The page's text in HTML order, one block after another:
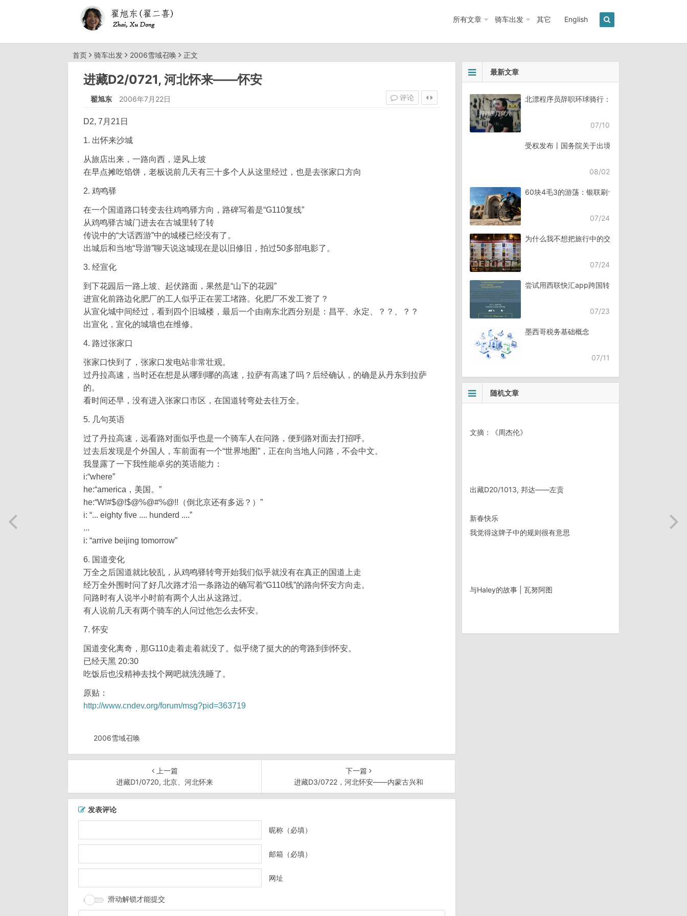
所有文章 骑车出发 其它 English
首页 骑车出发 2006雪域召唤 正文
进藏D2/0721, 河北怀来——怀安
翟旭东 2006年7月22日 评论
D2, 7月21日
1. 出怀来沙城
从旅店出来，一路向西，逆风上坡
在早点摊吃馅饼，老板说前几天有三十多个人从这里经过，也是去张家口方向
2. 鸡鸣驿
在一个国道路口转变去往鸡鸣驿方向，路碑写着是“G110复线”
从鸡鸣驿古城门进去在古城里转了转
传说中的“大话西游”中的城楼已经没有了。
出城后和当地“导游”聊天说这城现在是以旧修旧，拍过50多部电影了。
3. 经宣化
到下花园后一路上坡、起伏路面，果然是“山下的花园”
进宣化前路边化肥厂的工人似乎正在罢工堵路。化肥厂不发工资了？
从宣化城中间经过，看到四个旧城楼，最后一个由南东北西分别是：昌平、永定、？？、？？
出宣化，宣化的城墙也在维修。
4. 路过张家口
张家口快到了，张家口发电站非常壮观。
过丹拉高速，当时还在想是从哪到哪的高速，拉萨有高速了吗？后经确认，的确是从丹东到拉萨
的。
看时间还早，没有进入张家口市区，在国道转弯处去往万全。
5. 几句英语
过了丹拉高速，远看路对面似乎也是一个骑车人在问路，便到路对面去打招呼。
过去后发现是个外国人，车前面有一个“世界地图”，正在向当地人问路，不会中文。
我显露了一下我性能卓劣的英语能力：
i:“where”
he:“america，美国。”
he:“W!#$@!$@%@#%@!!（倒北京还有多远？）”
i: “... eighty five .... hunderd ....”
...
i: “arrive beijing tomorrow”
6. 国道变化
万全之后国道就比较乱，从鸡鸣驿转弯开始我们似乎就没有在真正的国道上走
经万全外围时问了好几次路才沿一条路边的确写着“G110线”的路向怀安方向走。
问路时有人说半小时前有两个人出从这路过。
有人说前几天有两个骑车的人问过他怎么去怀安。
7. 怀安
国道变化离奇，那G110走着走着就没了。似乎绕了挺大的的弯路到到怀安。
已经天黑 20:30
吃饭后也没精神去找个网吧就洗洗睡了。
原贴：
http://www.cndev.org/forum/msg?pid=363719
2006雪域召唤
上一篇
进藏D1/0720, 北京、河北怀来
下一篇
进藏D3/0722，河北怀安——内蒙古兴和
发表评论
昵称（必填）
邮箱（必填）
网址
滑动解锁才能提交
最新文章
北漂程序员辞职环球骑行：7年骑行45个国家《骑
07/10
受权发布丨国务院关于出境入境管理的规定
08/02
60块4毛3的游荡：银联刷卡失败，却扣了钱
07/24
为什么我不想把旅行中的交流，全都交给AI？
07/24
尝试用西联快汇app跨国转账
07/23
墨西哥税务基础概念
07/11
随机文章
文摘：《周杰伦》
出藏D20/1013, 邦达——左贡
新春快乐
我觉得这牌子中的规则很有意思
与Haley的故事 | 瓦努阿图